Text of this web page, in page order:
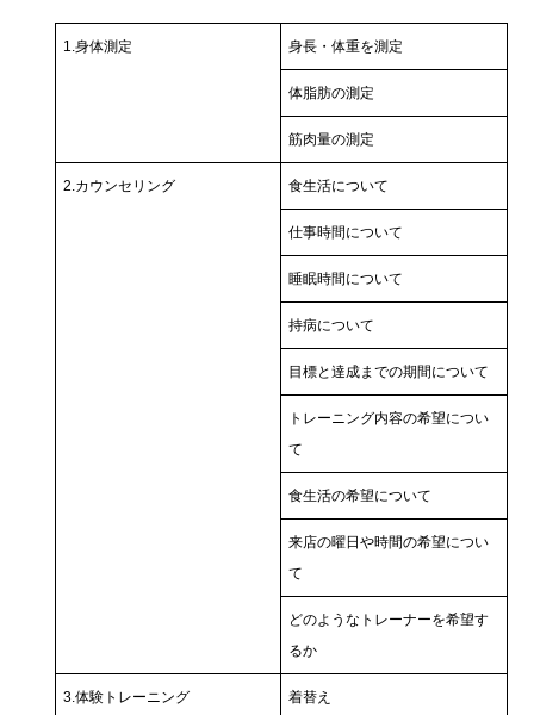
1.身体測定 身長・体重を測定
体脂肪の測定
筋肉量の測定
2.カウンセリング 食生活について
仕事時間について
睡眠時間について
持病について
目標と達成までの期間について
トレーニング内容の希望につい
て
食生活の希望について
来店の曜日や時間の希望につい
て
どのようなトレーナーを希望す
るか
3.体験トレーニング 着替え